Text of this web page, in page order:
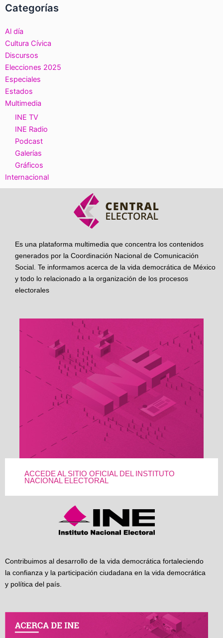
Categorías
Al día
Cultura Cívica
Discursos
Elecciones 2025
Especiales
Estados
Multimedia
INE TV
INE Radio
Podcast
Galerías
Gráficos
Internacional
Es una plataforma multimedia que concentra los contenidos
generados por la Coordinación Nacional de Comunicación
Social. Te informamos acerca de la vida democrática de México
y todo lo relacionado a la organización de los procesos
electorales
ACCEDE AL SITIO OFICIAL DEL INSTITUTO
NACIONAL ELECTORAL
Contribuimos al desarrollo de la vida democrática fortaleciendo
la confianza y la participación ciudadana en la vida democrática
y política del país.